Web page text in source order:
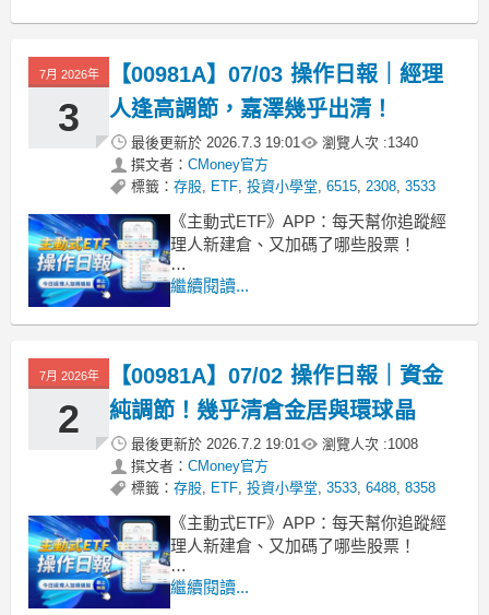
26,206.89點；標普500指數上漲0.81%，
收報7,543.64點；道瓊工
7月 2026年
3
【00981A】07/03 操作日報｜經理
人逢高調節，嘉澤幾乎出清！
最後更新於 2026.7.3 19:01 瀏覽人次 :1340
撰文者： CMoney官方
標籤： 存股, ETF, 投資小學堂, 6515, 2308, 3533
《主動式ETF》APP：每天幫你追蹤經
理人新建倉、又加碼了哪些股票！
■ 規模直逼三千億的大神級ETF
上漲 0.66%。這檔 ETF 最近動能真的很
成立以來算，總報酬更是衝上 241.9%，
目
繼續閱讀...
7月 2026年
2
【00981A】07/02 操作日報｜資金
純調節！幾乎清倉金居與環球晶
最後更新於 2026.7.2 19:01 瀏覽人次 :1008
撰文者： CMoney官方
標籤： 存股, ETF, 投資小學堂, 3533, 6488, 8358
《主動式ETF》APP：每天幫你追蹤經
理人新建倉、又加碼了哪些股票！
■ 規模直逼三千億，長線報酬亮眼
繼續閱讀...